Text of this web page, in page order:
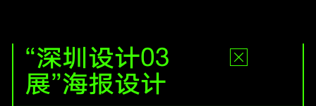
“深圳设计03
展”海报设计